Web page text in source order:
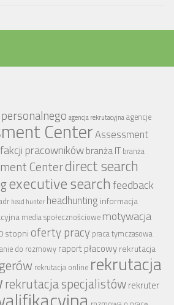
agencja rekrutacyjnaagencje
CenterAssessment
pracownikówbranża IT branża
Centerdirect search
executive searchfeedback
head hunter headhunting informacja
media społecznościowe motywacja
stopni oferty pracy praca tymczasowa
do rozmowy raport płacowyrekrutacja
rekrutacja online rekrutacja
rekrutacja specjalistówrekruter